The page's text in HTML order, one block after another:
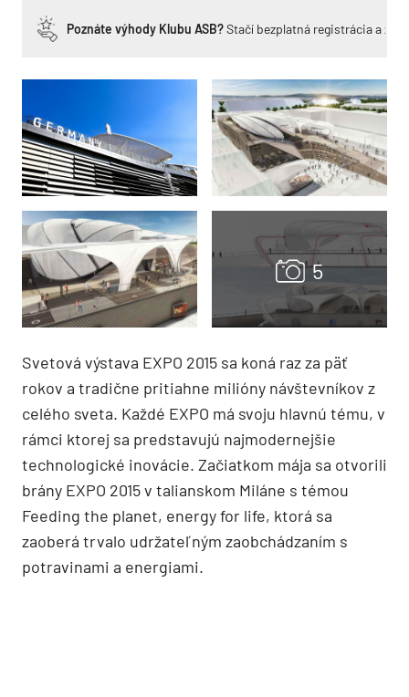
Poznáte výhody Klubu ASB?Stačí bezplatná registrácia a
Svetová výstava EXPO 2015 sa koná raz za päť
rokov a tradične pritiahne milióny návštevníkov z
celého sveta. Každé EXPO má svoju hlavnú tému, v
rámci ktorej sa predstavujú najmodernejšie
technologické inovácie. Začiatkom mája sa otvorili
brány EXPO 2015 v talianskom Miláne s témou
Feeding the planet, energy for life, ktorá sa
zaoberá trvalo udržateľným zaobchádzaním s
potravinami a energiami.